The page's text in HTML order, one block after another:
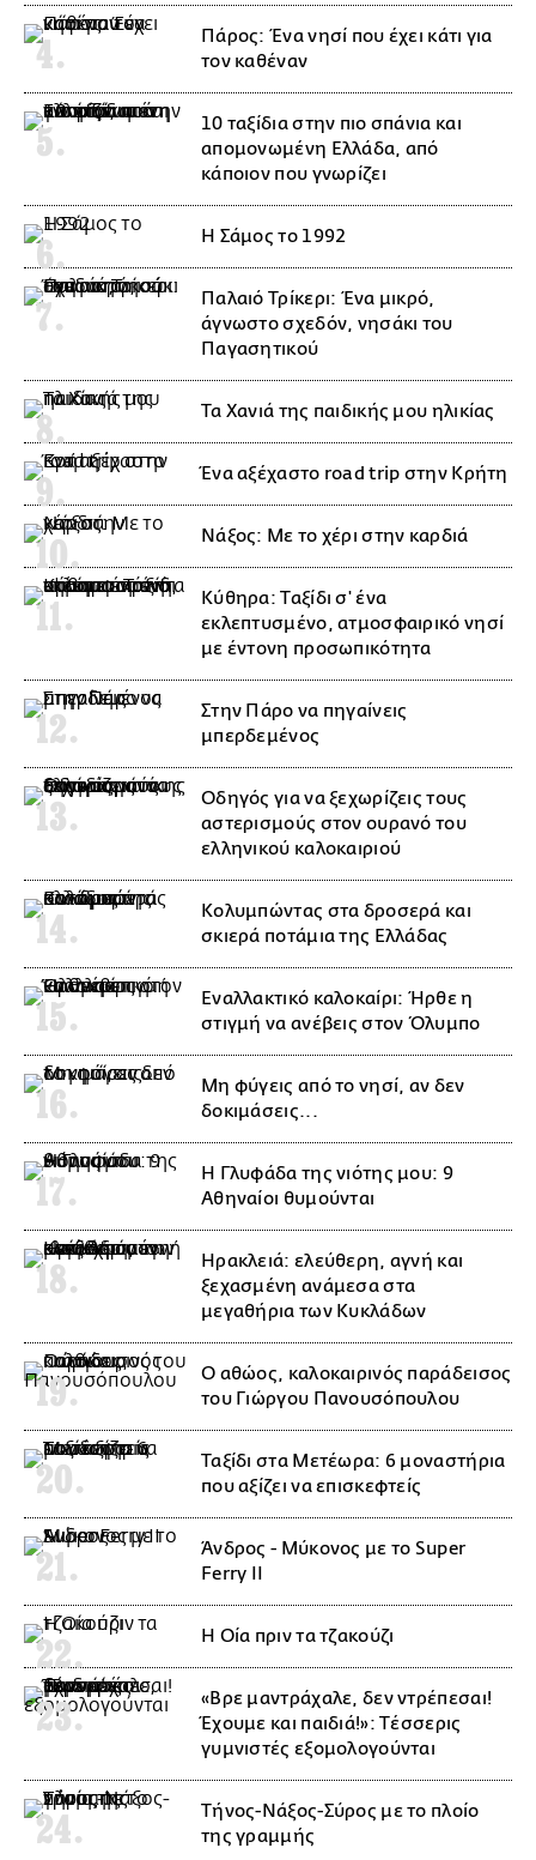
Πάρος: Ένα νησί που έχει κάτι για
τον καθέναν
10 ταξίδια στην πιο σπάνια και
απομονωμένη Ελλάδα, από
κάποιον που γνωρίζει
Η Σάμος το 1992
Παλαιό Τρίκερι: Ένα μικρό,
άγνωστο σχεδόν, νησάκι του
Παγασητικού
Τα Χανιά της παιδικής μου ηλικίας
Ένα αξέχαστο road trip στην Κρήτη
Νάξος: Με το χέρι στην καρδιά
Κύθηρα: Ταξίδι σ' ένα
εκλεπτυσμένο, ατμοσφαιρικό νησί
με έντονη προσωπικότητα
Στην Πάρο να πηγαίνεις
μπερδεμένος
Οδηγός για να ξεχωρίζεις τους
αστερισμούς στον ουρανό του
ελληνικού καλοκαιριού
Κολυμπώντας στα δροσερά και
σκιερά ποτάμια της Ελλάδας
Εναλλακτικό καλοκαίρι: Ήρθε η
στιγμή να ανέβεις στον Όλυμπο
Μη φύγεις από το νησί, αν δεν
δοκιμάσεις...
Η Γλυφάδα της νιότης μου: 9
Αθηναίοι θυμούνται
Ηρακλειά: ελεύθερη, αγνή και
ξεχασμένη ανάμεσα στα
μεγαθήρια των Κυκλάδων
Ο αθώος, καλοκαιρινός παράδεισος
του Γιώργου Πανουσόπουλου
Ταξίδι στα Μετέωρα: 6 μοναστήρια
που αξίζει να επισκεφτείς
Άνδρος - Μύκονος με το Super
Ferry II
Η Οία πριν τα τζακούζι
«Βρε μαντράχαλε, δεν ντρέπεσαι!
Έχουμε και παιδιά!»: Tέσσερις
γυμνιστές εξομολογούνται
Τήνος-Νάξος-Σύρος με το πλοίο
της γραμμής